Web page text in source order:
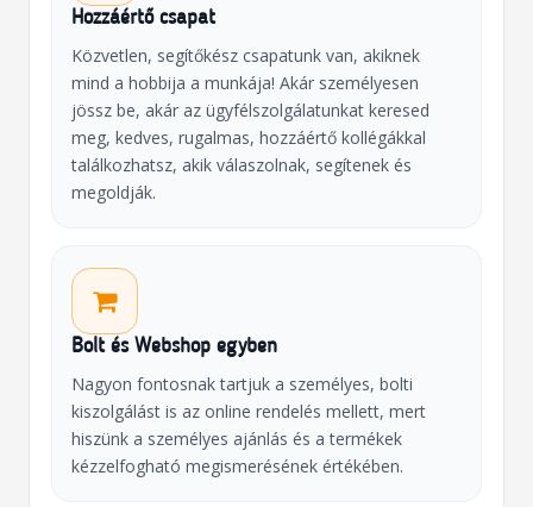
Hozzáértő csapat
Közvetlen, segítőkész csapatunk van, akiknek
mind a hobbija a munkája! Akár személyesen
jössz be, akár az ügyfélszolgálatunkat keresed
meg, kedves, rugalmas, hozzáértő kollégákkal
találkozhatsz, akik válaszolnak, segítenek és
megoldják.
Bolt és Webshop egyben
Nagyon fontosnak tartjuk a személyes, bolti
kiszolgálást is az online rendelés mellett, mert
hiszünk a személyes ajánlás és a termékek
kézzelfogható megismerésének értékében.